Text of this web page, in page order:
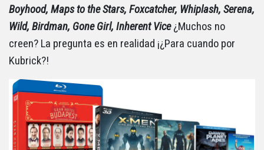
Boyhood, Maps to the Stars, Foxcatcher, Whiplash, Serena,
Wild, Birdman, Gone Girl, Inherent Vice¿Muchos no
creen? La pregunta es en realidad ¡¿Para cuando por
Kubrick?!